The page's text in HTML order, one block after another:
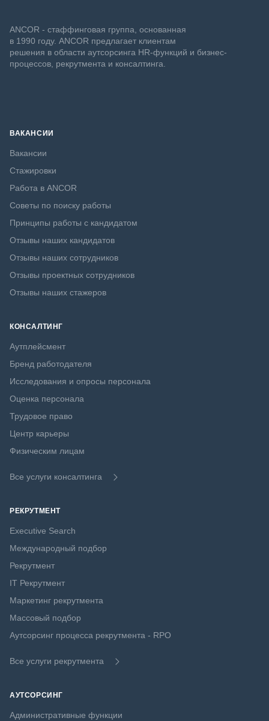
ANCOR - стаффинговая группа, основанная
в 1990 году. ANCOR предлагает клиентам
решения в области аутсорсинга HR-функций и бизнес-
процессов, рекрутмента и консалтинга.
ВАКАНСИИ
Вакансии
Стажировки
Работа в ANCOR
Советы по поиску работы
Принципы работы с кандидатом
Отзывы наших кандидатов
Отзывы наших сотрудников
Отзывы проектных сотрудников
Отзывы наших стажеров
КОНСАЛТИНГ
Аутплейсмент
Бренд работодателя
Исследования и опросы персонала
Оценка персонала
Трудовое право
Центр карьеры
Физическим лицам
Все услуги консалтинга
РЕКРУТМЕНТ
Executive Search
Международный подбор
Рекрутмент
IT Рекрутмент
Маркетинг рекрутмента
Массовый подбор
Аутсорсинг процесса рекрутмента - RPO
Все услуги рекрутмента
АУТСОРСИНГ
Административные функции